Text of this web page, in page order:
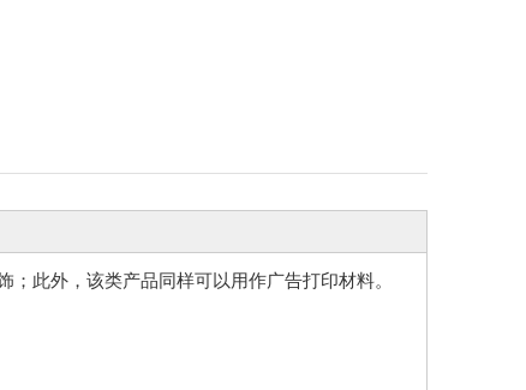
此外，该类产品同样可以用作广告打印材料。